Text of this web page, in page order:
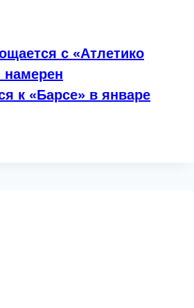
с «Атлетико
намерен
к «Барсе» в январе